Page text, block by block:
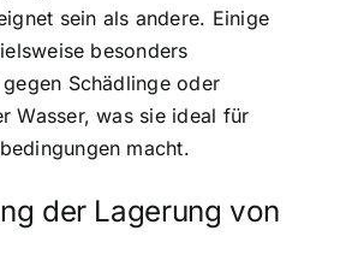
sein als andere. Einige
besonders
Schädlinge oder
Wasser, was sie ideal für
macht.
der Lagerung von